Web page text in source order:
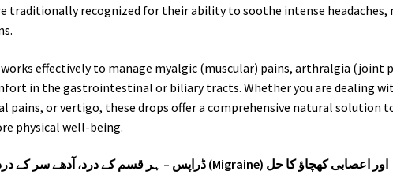
traditionally recognized for their ability to soothe intense headaches,
works effectively to manage myalgic (muscular) pains, arthralgia (joint
in the gastrointestinal or biliary tracts. Whether you are dealing
pains, or vertigo, these drops offer a comprehensive natural solution
physical well-being.
ڈاکٹر ریکویگ R81 ڈراپس – ہر قسم کے درد، آدھے سر کے درد (Migraine) اور اعصابی کھچاؤ کا حل